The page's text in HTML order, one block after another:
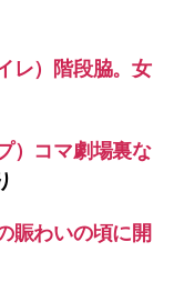
レ）階段脇。女
）コマ劇場裏な
賑わいの頃に開